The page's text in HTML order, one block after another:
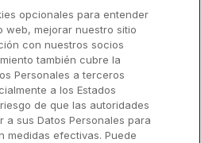
opcionales para entender
web, mejorar nuestro sitio
con nuestros socios
también cubre la
Personales a terceros
a los Estados
de que las autoridades
sus Datos Personales para
medidas efectivas. Puede